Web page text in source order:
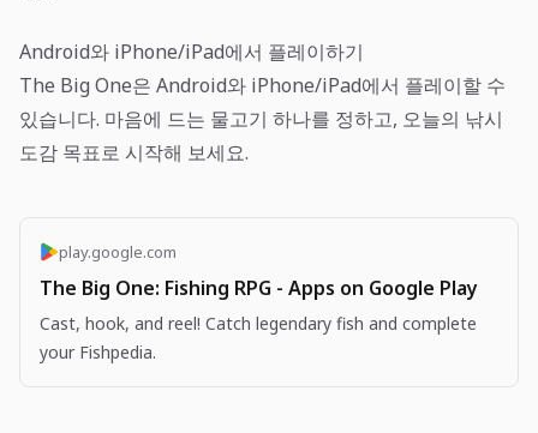
Android와 iPhone/iPad에서 플레이하기
The Big One은 Android와 iPhone/iPad에서 플레이할 수
있습니다. 마음에 드는 물고기 하나를 정하고, 오늘의 낚시
도감 목표로 시작해 보세요.
play.google.com
The Big One: Fishing RPG - Apps on Google Play
Cast, hook, and reel! Catch legendary fish and complete
your Fishpedia.